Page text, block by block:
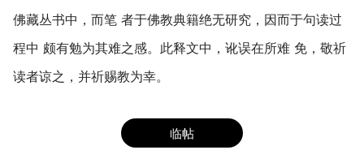
佛藏丛书中，而笔 者于佛教典籍绝无研究，因而于句读过
程中 颇有勉为其难之感。此释文中，讹误在所难 免，敬祈
读者谅之，并祈赐教为幸。
临帖